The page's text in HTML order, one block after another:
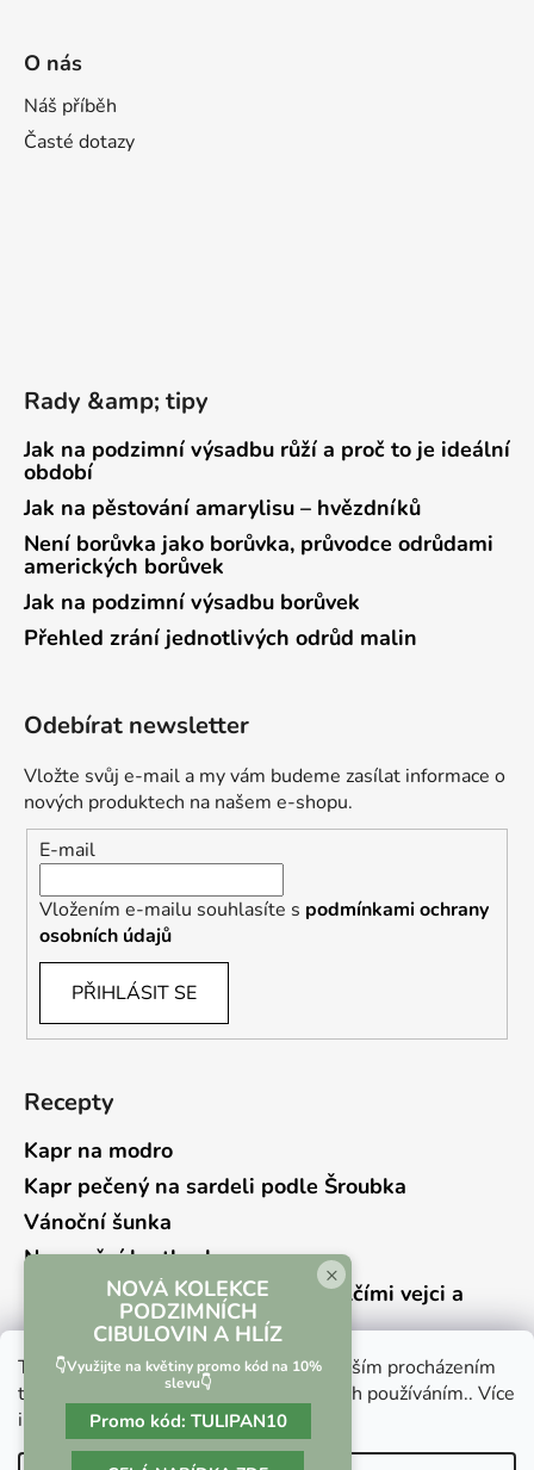
Tento web používá soubory cookie. Dalším procházením
tohoto webu vyjadřujete souhlas s jejich používáním.. Více
informacízde.
O nás
Náš příběh
Časté dotazy
Rady &amp; tipy
Jak na podzimní výsadbu růží a proč to je ideální
období
Jak na pěstování amarylisu – hvězdníků
Není borůvka jako borůvka, průvodce odrůdami
amerických borůvek
Jak na podzimní výsadbu borůvek
Přehled zrání jednotlivých odrůd malin
Odebírat newsletter
Vložte svůj e-mail a my vám budeme zasílat informace o
nových produktech na našem e-shopu.
E-mail
Vložením e-mailu souhlasíte s podmínkami ochrany
osobních údajů
PŘIHLÁSIT SE
Recepty
Kapr na modro
Kapr pečený na sardeli podle Šroubka
Vánoční šunka
Novoroční hrstkovka
Lehký bramborový salát s křepelčími vejci a
kyselou okurkou
Vrácení zboží a reklamace Kontaktní formulář
×
NOVÁ KOLEKCE
PODZIMNÍCH
CIBULOVIN A HLÍZ
👇Využijte na květiny promo kód na 10%
slevu👇
Promo kód: TULIPAN10